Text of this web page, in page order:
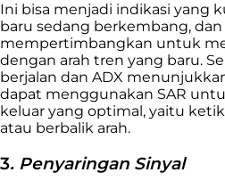
Ini bisa menjadi indikasi yang
baru sedang berkembang,
mempertimbangkan untuk
dengan arah tren yang baru.
berjalan dan ADX
dapat menggunakan SAR
keluar yang optimal, yaitu
atau berbalik arah.
3. Penyaringan Sinyal